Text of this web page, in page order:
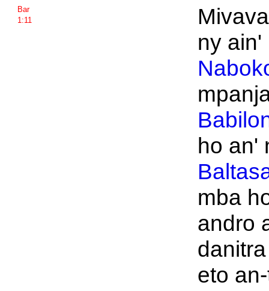
Bar
1:11
ny ain'
ho an'
mba
andro
eto